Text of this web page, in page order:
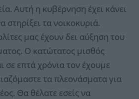
Αυτή η κυβέρνηση έχει κάνει
τα νοικοκυριά.
μας έχουν δει αύξηση του
Ο κατώτατος μισθός
σε επτά χρόνια τον έχουμε
τα πλεονάσματα για
Θα θέλατε εσείς να